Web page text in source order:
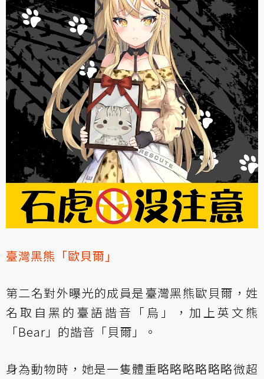
臺灣黑熊「歐貝爾」
第二名對外曝光的成員是臺灣黑熊歐貝爾，姓
名取自黑的臺語諧音「烏」，加上英文熊
「Bear」的諧音「貝爾」。
身為動物時，她是一隻體重略略略略略略微超